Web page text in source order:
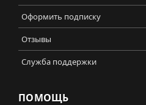
Оформить подписку
Отзывы
Служба поддержки
ПОМОЩЬ